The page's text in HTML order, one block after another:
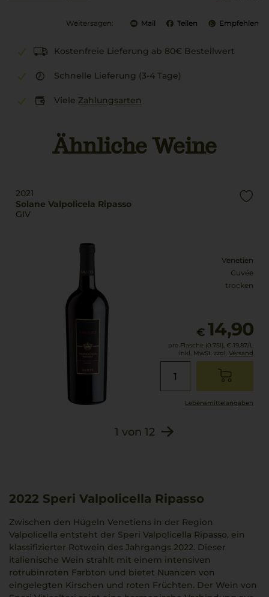
Weitersagen: Mail Teilen Empfehlen
Kostenfreie Lieferung ab 80€ Bestellwert
Schnelle Lieferung (3-4 Tage)
Viele Zahlungsarten
Ähnliche Weine
2021
Solane Valpolicela Ripasso
GIV
Venetien
Cuvée
trocken
€ 14,90
pro Flasche (0.75l), € 19,87/L
inkl. MwSt. zzgl. Versand
Lebensmittel­angaben
1 von 12
2022 Speri Valpolicella Ripasso
Zwischen den Hügeln Venetiens in der Region
Valpolicella entsteht der Speri Valpolicella Ripasso, ein
klassifizierter Rotwein des Jahrgangs 2022. Dieser
italienische Wein strahlt mit einem intensiven
rotrubinroten Farbton und bietet Nuancen von
eingelegten Kirschen und roten Früchten. Der Wein von